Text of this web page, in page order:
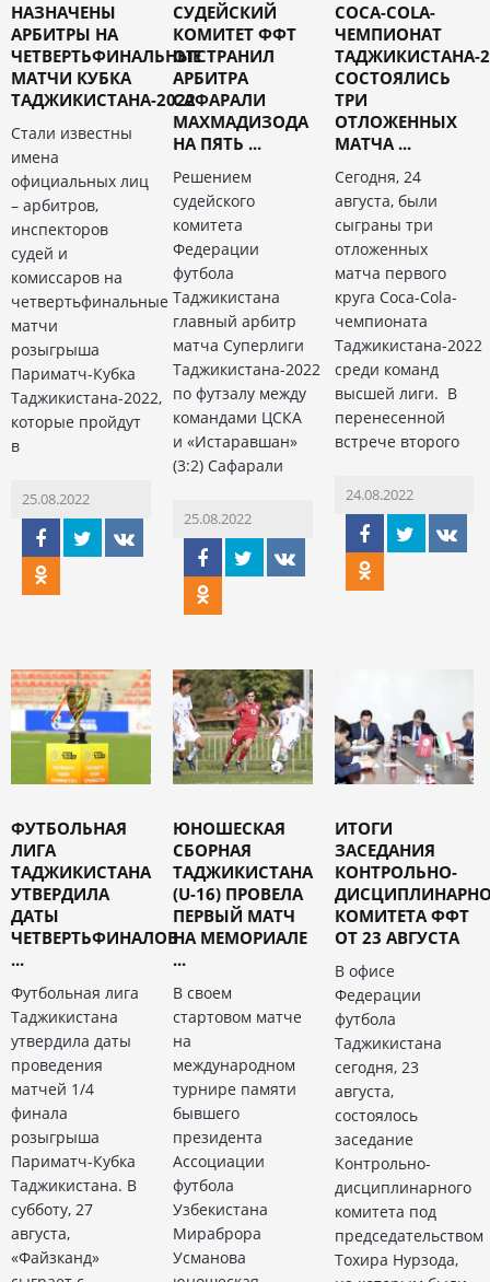
НАЗНАЧЕНЫ
АРБИТРЫ НА
ЧЕТВЕРТЬФИНАЛЬНЫЕ
МАТЧИ КУБКА
ТАДЖИКИСТАНА-2022
Стали известны
имена
официальных лиц
– арбитров,
инспекторов
судей и
комиссаров на
четвертьфинальные
матчи
розыгрыша
Париматч-Кубка
Таджикистана-2022,
которые пройдут
в
25.08.2022
СУДЕЙСКИЙ
КОМИТЕТ ФФТ
ОТСТРАНИЛ
АРБИТРА
САФАРАЛИ
МАХМАДИЗОДА
НА ПЯТЬ ...
Решением
судейского
комитета
Федерации
футбола
Таджикистана
главный арбитр
матча Суперлиги
Таджикистана-2022
по футзалу между
командами ЦСКА
и «Истаравшан»
(3:2) Сафарали
25.08.2022
COCA-COLA-
ЧЕМПИОНАТ
ТАДЖИКИСТАНА-
СОСТОЯЛИСЬ
ТРИ
ОТЛОЖЕННЫХ
МАТЧА ...
Сегодня, 24
августа, были
сыграны три
отложенных
матча первого
круга Coca-Cola-
чемпионата
Таджикистана-2022
среди команд
высшей лиги. В
перенесенной
встрече второго
24.08.2022
ФУТБОЛЬНАЯ
ЛИГА
ТАДЖИКИСТАНА
УТВЕРДИЛА
ДАТЫ
ЧЕТВЕРТЬФИНАЛОВ
...
Футбольная лига
Таджикистана
утвердила даты
проведения
матчей 1/4
финала
розыгрыша
Париматч-Кубка
Таджикистана. В
субботу, 27
августа,
«Файзканд»
ЮНОШЕСКАЯ
СБОРНАЯ
ТАДЖИКИСТАНА
(U-16) ПРОВЕЛА
ПЕРВЫЙ МАТЧ
НА МЕМОРИАЛЕ
...
В своем
стартовом матче
на
международном
турнире памяти
бывшего
президента
Ассоциации
футбола
Узбекистана
Мираброра
Усманова
ИТОГИ
ЗАСЕДАНИЯ
КОНТРОЛЬНО-
КОМИТЕТА ФФТ
ОТ 23 АВГУСТА
В офисе
Федерации
футбола
Таджикистана
сегодня, 23
августа,
состоялось
заседание
Контрольно-
дисциплинарного
комитета под
председательством
Тохира Нурзода,